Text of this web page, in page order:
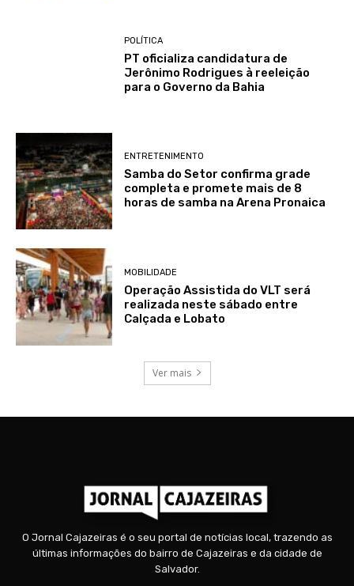
POLÍTICA
PT oficializa candidatura de
Jerônimo Rodrigues à reeleição
para o Governo da Bahia
ENTRETENIMENTO
Samba do Setor confirma grade
completa e promete mais de 8
horas de samba na Arena Pronaica
MOBILIDADE
Operação Assistida do VLT será
realizada neste sábado entre
Calçada e Lobato
Ver mais
O Jornal Cajazeiras é o seu portal de notícias local, trazendo as
últimas informações do bairro de Cajazeiras e da cidade de
Salvador.